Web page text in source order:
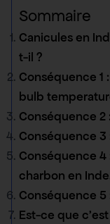
Sommaire
Canicules en
t-il ?
Conséquence 1
bulb
Conséquence 2
Conséquence 3
Conséquence
charbon en
Conséquence
Est-ce que